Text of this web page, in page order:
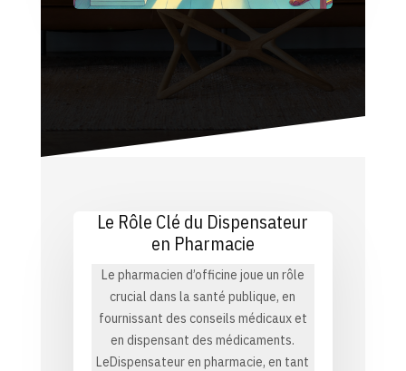
Le Rôle Clé du Dispensateur
en Pharmacie
Le pharmacien d’officine joue un rôle
crucial dans la santé publique, en
fournissant des conseils médicaux et
en dispensant des médicaments.
LeDispensateur en pharmacie, en tant